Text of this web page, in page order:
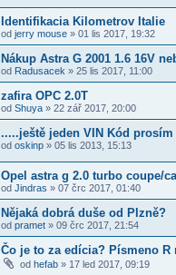
Identifikacia Kilometrov Italie
od jerry mouse » 01 lis 2017, 19:32
Nákup Astra G 2001 1.6 16V
od Radusacek » 25 lis 2017, 11:00
zafira OPC 2.0T
od Shuya » 22 zář 2017, 20:00
.....ještě jeden VIN Kód
od oskinp » 05 lis 2013, 15:13
Opel astra g 2.0 turbo coupe/
od Jindras » 07 črc 2017, 01:40
Nějaká dobrá duše od Plzně?
od pramet » 09 črc 2017, 21:54
Čo je to za edícia? Písmeno R
od hefab » 17 led 2017, 09:19